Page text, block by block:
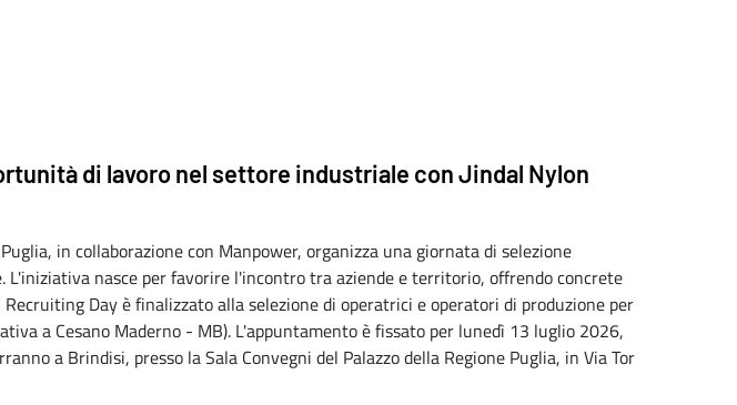
di lavoro nel settore industriale con Jindal Nylon
in collaborazione con Manpower, organizza una giornata di selezione
nasce per favorire l'incontro tra aziende e territorio, offrendo concrete
Day è finalizzato alla selezione di operatrici e operatori di produzione per
a Cesano Maderno - MB). L'appuntamento è fissato per lunedì 13 luglio 2026,
a Brindisi, presso la Sala Convegni del Palazzo della Regione Puglia, in Via Tor